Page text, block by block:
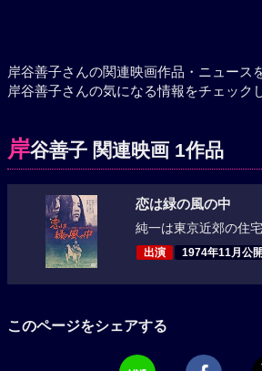
岸谷善子さんの関連映画作品・ニュース
岸谷善子さんの気になる情報をチェック
岸谷善子 関連映画 1作品
恋は緑の風の中
純一は東京近郊の住
出演 1974年11月公開
このページをシェアする